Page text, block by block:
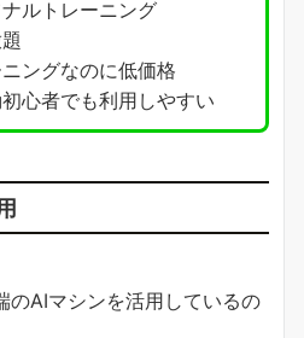
ルトレーニング
ングなのに低価格
心者でも利用しやすい
のAIマシンを活用しているの